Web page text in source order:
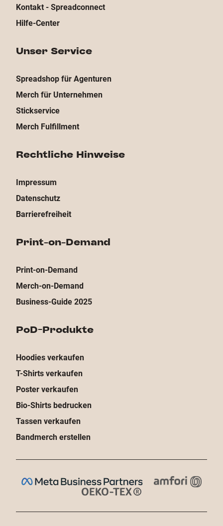
Kontakt - Spreadconnect
Hilfe-Center
Unser Service
Spreadshop für Agenturen
Merch für Unternehmen
Stickservice
Merch Fulfillment
Rechtliche Hinweise
Impressum
Datenschutz
Barrierefreiheit
Print-on-Demand
Print-on-Demand
Merch-on-Demand
Business-Guide 2025
PoD-Produkte
Hoodies verkaufen
T-Shirts verkaufen
Poster verkaufen
Bio-Shirts bedrucken
Tassen verkaufen
Bandmerch erstellen